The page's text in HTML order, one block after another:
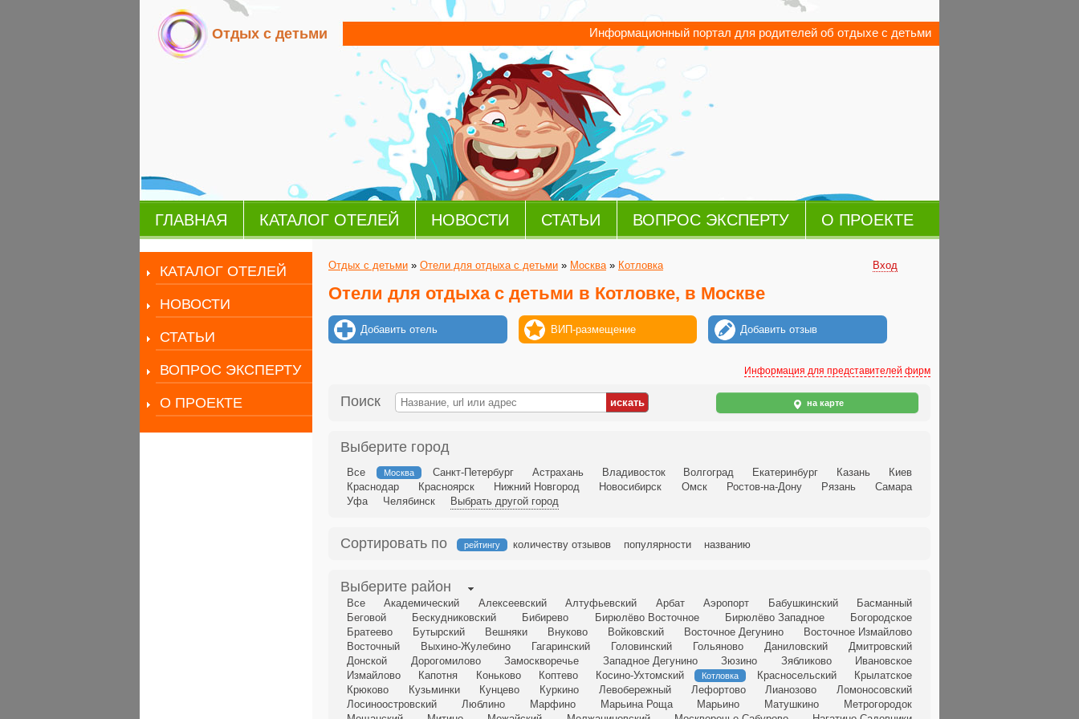
Отдых с детьми Информационный портал для родителей об отдыхе с детьми
ГЛАВНАЯ КАТАЛОГ ОТЕЛЕЙ НОВОСТИ СТАТЬИ ВОПРОС ЭКСПЕРТУ О ПРОЕКТЕ
КАТАЛОГ ОТЕЛЕЙ
НОВОСТИ
СТАТЬИ
ВОПРОС ЭКСПЕРТУ
О ПРОЕКТЕ
Отдых с детьми » Отели для отдыха с детьми » Москва» Котловка Вход
Отели для отдыха с детьми в Котловке, в Москве
Добавить отель ВИП-размещение Добавить отзыв
Информация для представителей фирм
Поиск на карте
Выберите город
Все Москва Санкт-Петербург Астрахань Владивосток Волгоград Екатеринбург Казань
Киев
Краснодар
Красноярск Нижний Новгород Новосибирск Омск Ростов-на-Дону Рязань
Самара
Уфа
Челябинск Выбрать другой город
Сортировать по рейтингу количеству отзывов популярности названию
Выберите район
Все Академический Алексеевский Алтуфьевский Арбат Аэропорт Бабушкинский
Басманный
Беговой
Бескудниковский Бибирево Бирюлёво Восточное Бирюлёво Западное
Богородское
Братеево
Бутырский Вешняки Внуково Войковский Восточное Дегунино
Восточное Измайлово
Восточный
Выхино-Жулебино Гагаринский Головинский Гольяново Даниловский
Дмитровский
Донской
Дорогомилово Замоскворечье Западное Дегунино Зюзино Зябликово
Ивановское
Измайлово
Капотня Коньково Коптево Косино-Ухтомский Котловка Красносельский
Крылатское
Крюково
Кузьминки Кунцево Куркино Левобережный Лефортово Лианозово
Ломоносовский
Лосиноостровский
Люблино Марфино Марьина Роща Марьино Матушкино
Метрогородок